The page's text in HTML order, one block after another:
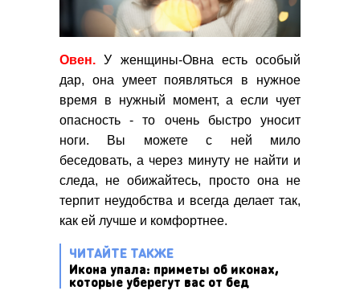
Овен.
У женщины-Овна есть особый
дар, она умеет появляться в нужное
время в нужный момент, а если чует
опасность - то очень быстро уносит
ноги. Вы можете с ней мило
беседовать, а через минуту не найти и
следа, не обижайтесь, просто она не
терпит неудобства и всегда делает так,
как ей лучше и комфортнее.
ЧИТАЙТЕ ТАКЖЕ
Икона упала: приметы об иконах,
которые уберегут вас от бед